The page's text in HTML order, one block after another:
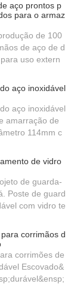
aço prontos p
para o armaz
de 100
de aço de d
uso extern
aço inoxidável
aço inoxidável
amarração de
114mm c
de vidro
de guarda-
Poste de guard
com vidro te
corrimãos d
corrimões de
Escovado&